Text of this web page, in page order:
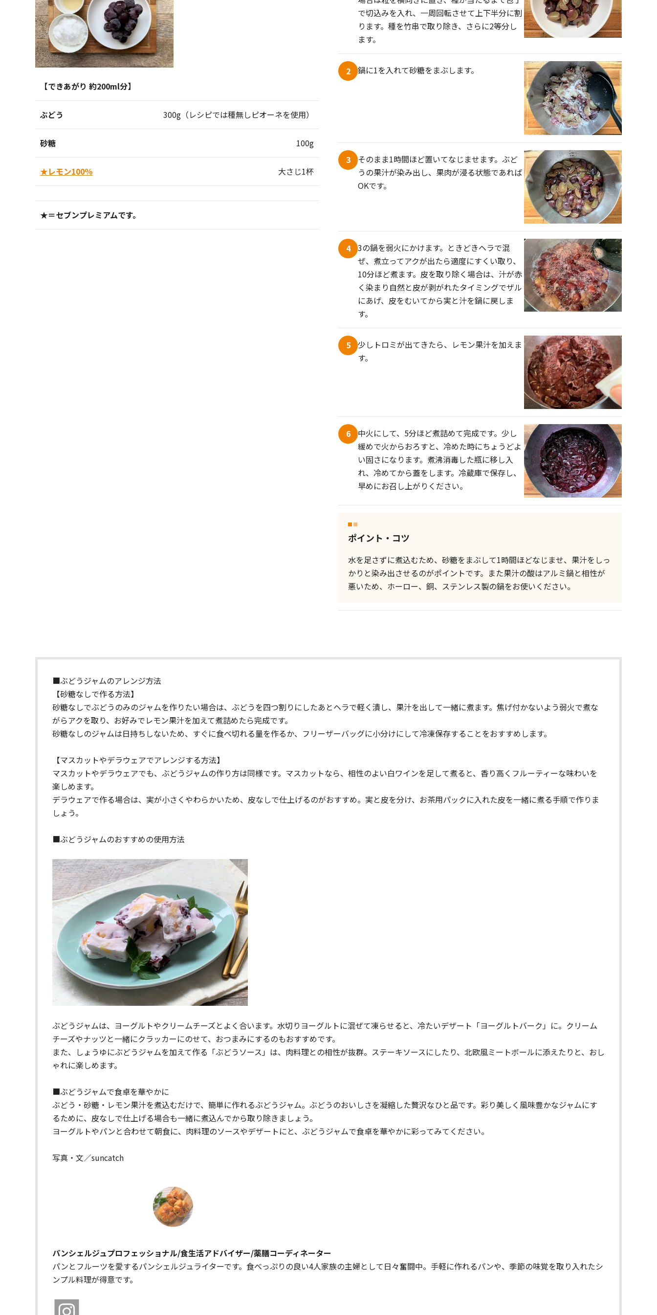
【できあがり 約200ml分】
ぶどう 300g（レシピでは種無しピオーネを使用）
砂糖 100g
★レモン100％ 大さじ1杯
★＝セブンプレミアムです。
で切込みを入れ、一周回転させて上下半分に割
ります。種を竹串で取り除き、さらに2等分し
ます。
2 鍋に1を入れて砂糖をまぶします。
3
そのまま1時間ほど置いてなじませます。ぶど
うの果汁が染み出し、果肉が浸る状態であれば
OKです。
4
3の鍋を弱火にかけます。ときどきヘラで混
ぜ、煮立ってアクが出たら適度にすくい取り、
10分ほど煮ます。皮を取り除く場合は、汁が赤
く染まり自然と皮が剥がれたタイミングでザル
にあげ、皮をむいてから実と汁を鍋に戻しま
す。
5
少しトロミが出てきたら、レモン果汁を加えま
す。
6
中火にして、5分ほど煮詰めて完成です。少し
緩めで火からおろすと、冷めた時にちょうどよ
い固さになります。煮沸消毒した瓶に移し入
れ、冷めてから蓋をします。冷蔵庫で保存し、
早めにお召し上がりください。
ポイント・コツ
水を足さずに煮込むため、砂糖をまぶして1時間ほどなじませ、果汁をしっ
かりと染み出させるのがポイントです。また果汁の酸はアルミ鍋と相性が
悪いため、ホーロー、銅、ステンレス製の鍋をお使いください。
■ぶどうジャムのアレンジ方法
【砂糖なしで作る方法】
砂糖なしでぶどうのみのジャムを作りたい場合は、ぶどうを四つ割りにしたあとヘラで軽く潰し、果汁を出して一緒に煮ます。焦げ付かないよう弱火で煮な
がらアクを取り、お好みでレモン果汁を加えて煮詰めたら完成です。
砂糖なしのジャムは日持ちしないため、すぐに食べ切れる量を作るか、フリーザーバッグに小分けにして冷凍保存することをおすすめします。
【マスカットやデラウェアでアレンジする方法】
マスカットやデラウェアでも、ぶどうジャムの作り方は同様です。マスカットなら、相性のよい白ワインを足して煮ると、香り高くフルーティーな味わいを
楽しめます。
デラウェアで作る場合は、実が小さくやわらかいため、皮なしで仕上げるのがおすすめ。実と皮を分け、お茶用パックに入れた皮を一緒に煮る手順で作りま
しょう。
■ぶどうジャムのおすすめの使用方法
ぶどうジャムは、ヨーグルトやクリームチーズとよく合います。水切りヨーグルトに混ぜて凍らせると、冷たいデザート「ヨーグルトバーク」に。クリーム
チーズやナッツと一緒にクラッカーにのせて、おつまみにするのもおすすめです。
また、しょうゆにぶどうジャムを加えて作る「ぶどうソース」は、肉料理との相性が抜群。ステーキソースにしたり、北欧風ミートボールに添えたりと、おし
ゃれに楽しめます。
■ぶどうジャムで食卓を華やかに
ぶどう・砂糖・レモン果汁を煮込むだけで、簡単に作れるぶどうジャム。ぶどうのおいしさを凝縮した贅沢なひと品です。彩り美しく風味豊かなジャムにす
るために、皮なしで仕上げる場合も一緒に煮込んでから取り除きましょう。
ヨーグルトやパンと合わせて朝食に、肉料理のソースやデザートにと、ぶどうジャムで食卓を華やかに彩ってみてください。
写真・文／suncatch
パンシェルジュプロフェッショナル/食生活アドバイザー/薬膳コーディネーター
パンとフルーツを愛するパンシェルジュライターです。食べっぷりの良い4人家族の主婦として日々奮闘中。手軽に作れるパンや、季節の味覚を取り入れたシ
ンプル料理が得意です。